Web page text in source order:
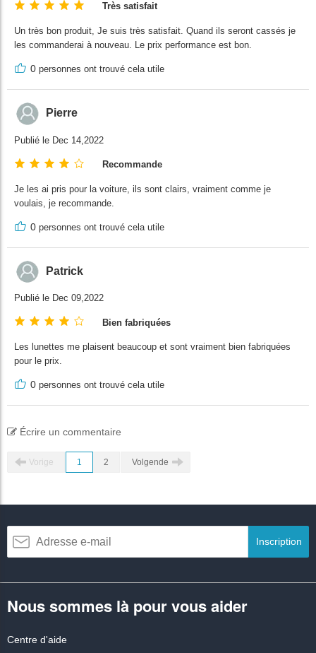
Très satisfait
Un très bon produit, Je suis très satisfait. Quand ils seront cassés je
les commanderai à nouveau. Le prix performance est bon.
0 personnes ont trouvé cela utile
Pierre
Publié le Dec 14,2022
Recommande
Je les ai pris pour la voiture, ils sont clairs, vraiment comme je
voulais, je recommande.
0 personnes ont trouvé cela utile
Patrick
Publié le Dec 09,2022
Bien fabriquées
Les lunettes me plaisent beaucoup et sont vraiment bien fabriquées
pour le prix.
0 personnes ont trouvé cela utile
Écrire un commentaire
Vorige 1 2 Volgende
Inscription
Nous sommes là pour vous aider
Centre d'aide